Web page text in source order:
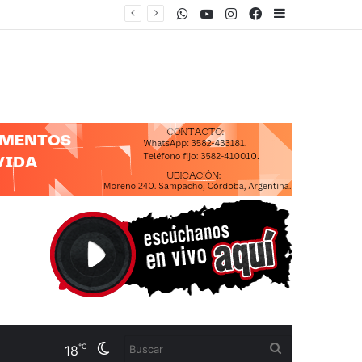
Facebook
Instagram
Youtube
WhatsApp
Cambiar
18℃